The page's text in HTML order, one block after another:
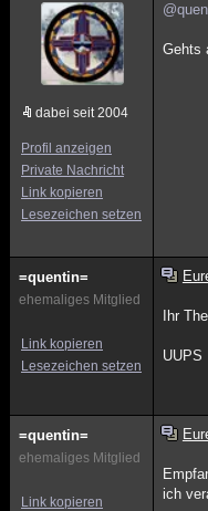
dabei seit 2004
Profil anzeigen
Private Nachricht
Link kopieren
Lesezeichen setzen
Gehts
=quentin=
ehemaliges Mitglied
Link kopieren
Lesezeichen setzen
Ihr
UUPS
=quentin=
ehemaliges Mitglied
Link kopieren
ich